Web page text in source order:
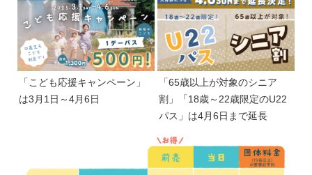
「こども応援キャンペーン」
は3月1日～4月6日
「65歳以上が対象のシニア
割」「18歳～22歳限定のU22
パス」は4月6日まで延長